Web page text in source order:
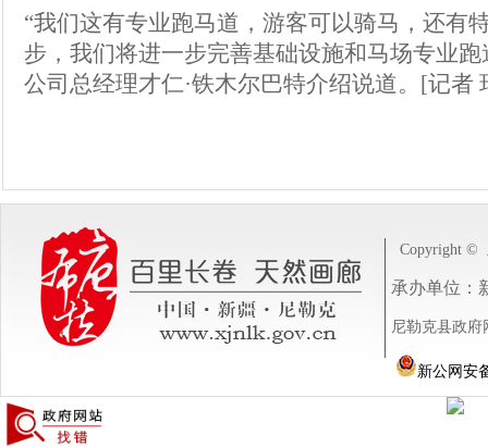
“我们这有专业跑马道，游客可以骑马，还有
步，我们将进一步完善基础设施和马场专业
公司总经理才仁·铁木尔巴特介绍说道。[记者
Copyright ©
承办单位：
尼勒克县政府
新公网安